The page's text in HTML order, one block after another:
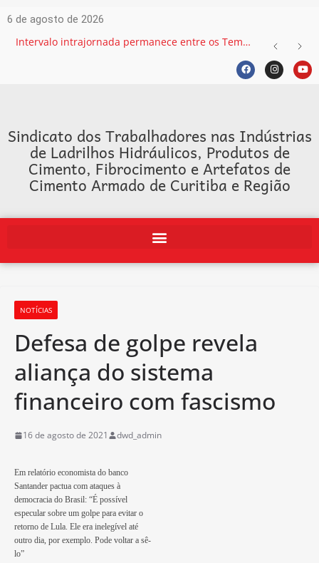
6 de agosto de 2026
Intervalo intrajornada permanece entre os Temas mais recorrentes na Justiça do Trabalho e exige atenção das empresas
Sindicato dos Trabalhadores nas Indústrias
de Ladrilhos Hidráulicos, Produtos de
Cimento, Fibrocimento e Artefatos de
Cimento Armado de Curitiba e Região
NOTÍCIAS
Defesa de golpe revela
aliança do sistema
financeiro com fascismo
16 de agosto de 2021 dwd_admin
Em relatório economista do banco
Santander pactua com ataques à
democracia do Brasil: “É possível
especular sobre um golpe para evitar o
retorno de Lula. Ele era inelegível até
outro dia, por exemplo. Pode voltar a sê-
lo”